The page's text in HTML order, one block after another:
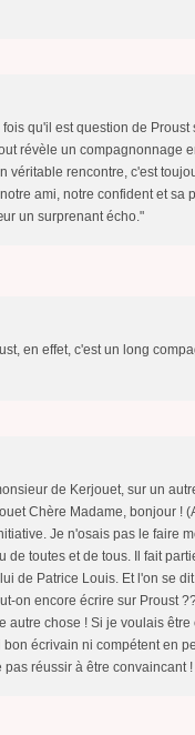
qu'il est question de Proust
révèle un compagnonnage
véritable rencontre, c'est
ami, notre confident et sa
un surprenant écho."
en effet, c'est un long
de Kerjouet, sur un
Chère Madame, bonjour !
Je n'osais pas le faire
toutes et de tous. Il fait
de Patrice Louis. Et l'on se
on encore écrire sur Proust
autre chose ! Si je voulais
écrivain ni compétent en
réussir à être convaincant